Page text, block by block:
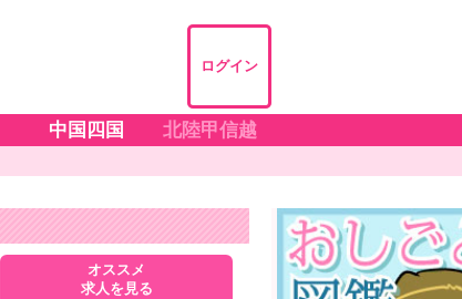
ログイン
中国四国 北陸甲信越
オススメ
求人を見る